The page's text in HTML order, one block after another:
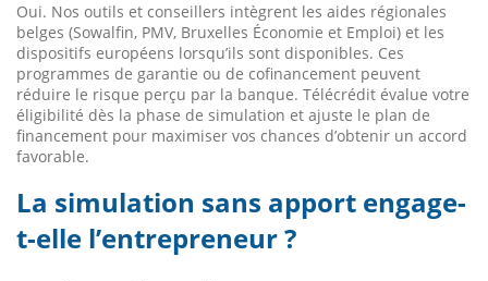
Oui. Nos outils et conseillers intègrent les aides régionales
belges (Sowalfin, PMV, Bruxelles Économie et Emploi) et les
dispositifs européens lorsqu’ils sont disponibles. Ces
programmes de garantie ou de cofinancement peuvent
réduire le risque perçu par la banque. Télécrédit évalue votre
éligibilité dès la phase de simulation et ajuste le plan de
financement pour maximiser vos chances d’obtenir un accord
favorable.
La simulation sans apport engage-
t-elle l’entrepreneur ?